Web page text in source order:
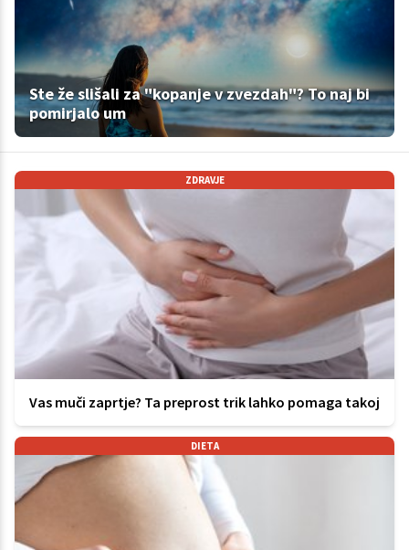
Ste že slišali za "kopanje v zvezdah"? To naj bi
pomirjalo um
ZDRAVJE
Vas muči zaprtje? Ta preprost trik lahko pomaga takoj
DIETA